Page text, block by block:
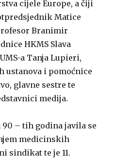
cijele Europe, a čiji
Matice
Branimir
HKMS Slava
a Tanja Lupieri,
ustanova i pomoćnice
glavne sestre te
medija.
– tih godina javila se
medicinskih
sindikat te je 11.